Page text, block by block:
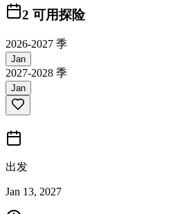
2 可用探险
2026-2027 季
Jan
2027-2028 季
Jan
出发
Jan 13, 2027